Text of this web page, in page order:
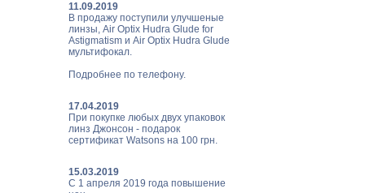
11.09.2019
В продажу поступили улучшеные
линзы, Air Optix Hudra Glude for
Astigmatism и Air Optix Hudra Glude
мультифокал.
Подробнее по телефону.
17.04.2019
При покупке любых двух упаковок
линз Джонсон - подарок
сертификат Watsons на 100 грн.
15.03.2019
С 1 апреля 2019 года повышение